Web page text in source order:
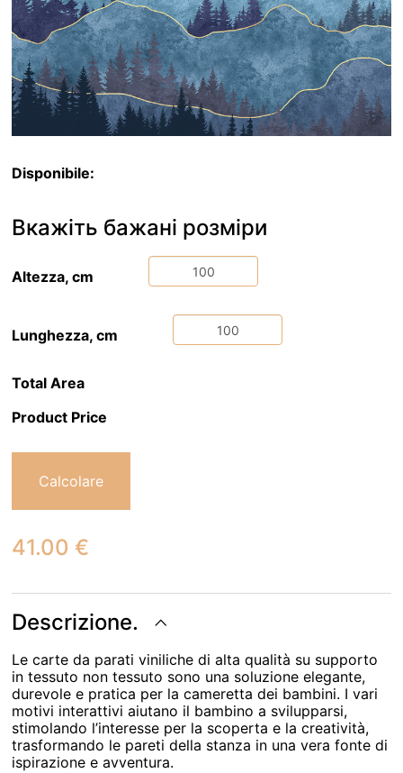
Disponibile:
Вкажіть бажані розміри
Altezza, cm
Lunghezza, cm
Total Area
Product Price
Calcolare
41.00€
Descrizione.
Le carte da parati viniliche di alta qualità su supporto
in tessuto non tessuto sono una soluzione elegante,
durevole e pratica per la cameretta dei bambini. I vari
motivi interattivi aiutano il bambino a svilupparsi,
stimolando l’interesse per la scoperta e la creatività,
trasformando le pareti della stanza in una vera fonte di
ispirazione e avventura.